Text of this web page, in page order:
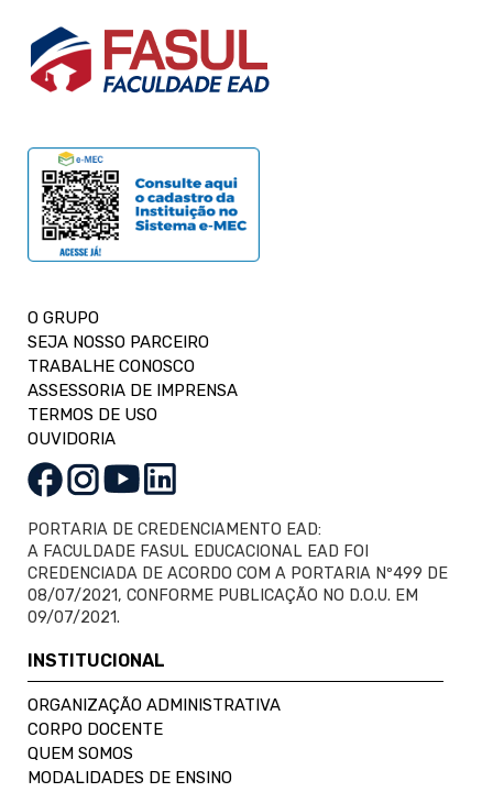
O GRUPO
SEJA NOSSO PARCEIRO
TRABALHE CONOSCO
ASSESSORIA DE IMPRENSA
TERMOS DE USO
OUVIDORIA
PORTARIA DE CREDENCIAMENTO EAD:
A FACULDADE FASUL EDUCACIONAL EAD FOI
CREDENCIADA DE ACORDO COM A PORTARIA Nº499 DE
08/07/2021, CONFORME PUBLICAÇÃO NO D.O.U. EM
09/07/2021.
INSTITUCIONAL
ORGANIZAÇÃO ADMINISTRATIVA
CORPO DOCENTE
QUEM SOMOS
MODALIDADES DE ENSINO